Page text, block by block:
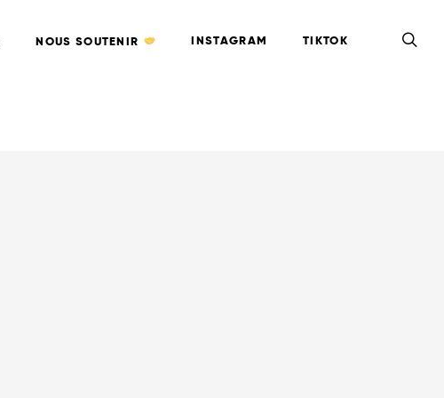
NOUS SOUTENIR INSTAGRAM TIKTOK